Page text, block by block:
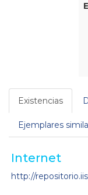
Existencias
Ejemplares
Internet
http://